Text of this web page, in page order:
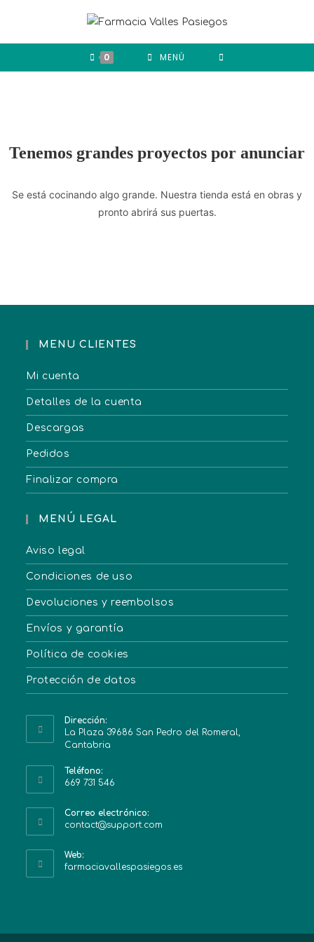
0 MENÚ
Tenemos grandes proyectos por anunciar
Se está cocinando algo grande. Nuestra tienda está en obras y
pronto abrirá sus puertas.
MENU CLIENTES
Mi cuenta
Detalles de la cuenta
Descargas
Pedidos
Finalizar compra
MENÚ LEGAL
Aviso legal
Condiciones de uso
Devoluciones y reembolsos
Envíos y garantía
Política de cookies
Protección de datos
Dirección:
La Plaza 39686 San Pedro del Romeral,
Cantabria
Teléfono:
669 731 546
Correo electrónico:
contact@support.com
Web:
farmaciavallespasiegos.es